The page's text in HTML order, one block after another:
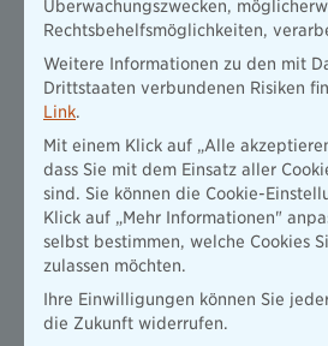
Wenn Sie selbst ein Liebhaberstück
z.B. auch Wert auf Nachhaltigkeit bei
dann fragen Sie uns nach unserer
Liebhaberversicherung oder nach der
renditestarken Pangaea Life Invest.
Kontakt
Überwachungszwecken,
Rechtsbehelfsmöglichkeiten,
Weitere Informationen zu den mit
Drittstaaten verbundenen Risiken
Link.
Mit einem Klick auf „Alle
dass Sie mit dem Einsatz aller
sind. Sie können die Cookie-
Klick auf „Mehr Informationen"
selbst bestimmen, welche Cookies
zulassen möchten.
Ihre Einwilligungen können Sie
die Zukunft widerrufen.